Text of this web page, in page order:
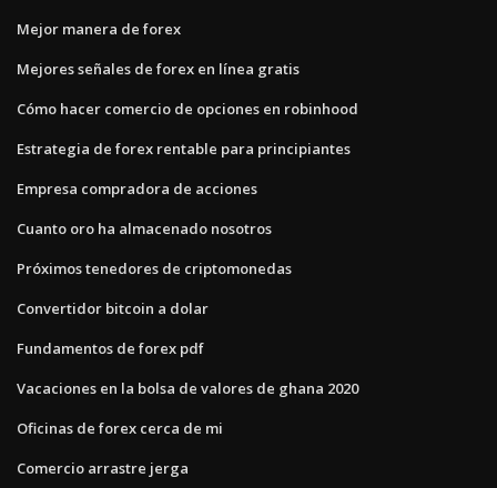
Mejor manera de forex
Mejores señales de forex en línea gratis
Cómo hacer comercio de opciones en robinhood
Estrategia de forex rentable para principiantes
Empresa compradora de acciones
Cuanto oro ha almacenado nosotros
Próximos tenedores de criptomonedas
Convertidor bitcoin a dolar
Fundamentos de forex pdf
Vacaciones en la bolsa de valores de ghana 2020
Oficinas de forex cerca de mi
Comercio arrastre jerga